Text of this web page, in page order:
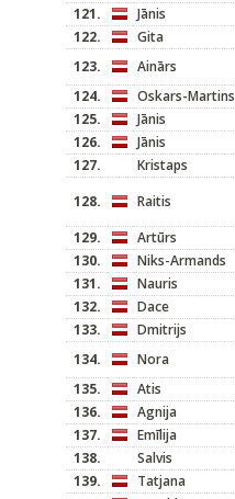
121.
Jānis
122.
Gita
123.
Ainārs
124.
Oskars-Martins
125.
Jānis
126.
Jānis
127.
Kristaps
128.
Raitis
129.
Artūrs
130.
Niks-Armands
131.
Nauris
132.
Dace
133.
Dmitrijs
134.
Nora
135.
Atis
136.
Agnija
137.
Emīlija
138.
Salvis
139.
Tatjana